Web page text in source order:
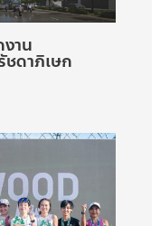
าน
ดาภิเษก